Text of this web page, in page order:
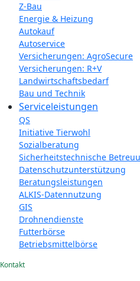
Z-Bau
Energie & Heizung
Autokauf
Autoservice
Versicherungen: AgroSecure
Versicherungen: R+V
Landwirtschaftsbedarf
Bau und Technik
Service­­leistungen
QS
Initiative Tierwohl
Sozialberatung
Sicherheitstechnische
Datenschutzunterstützung
Beratungsleistungen
ALKIS-Datennutzung
GIS
Drohnendienste
Futterbörse
Betriebsmittelbörse
Kontakt